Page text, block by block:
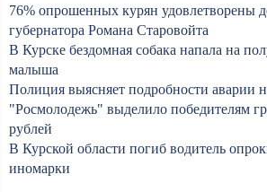
76% опрошенных курян удовлетворены
губернатора Романа Старовойта
В Курске бездомная собака напала на
малыша
Полиция выясняет подробности аварии
"Росмолодежь" выделило победителям
рублей
В Курской области погиб водитель
иномарки